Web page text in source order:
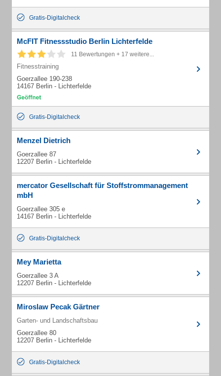
Gratis-Digitalcheck
McFIT Fitnessstudio Berlin Lichterfelde
11 Bewertungen + 17 weitere...
Fitnesstraining
Goerzallee 190-238
14167 Berlin - Lichterfelde
Gratis-Digitalcheck
Menzel Dietrich
Goerzallee 87
12207 Berlin - Lichterfelde
mercator Gesellschaft für Stoffstrommanagement
mbH
Goerzallee 305 e
14167 Berlin - Lichterfelde
Gratis-Digitalcheck
Mey Marietta
Goerzallee 3 A
12207 Berlin - Lichterfelde
Miroslaw Pecak Gärtner
Garten- und Landschaftsbau
Goerzallee 80
12207 Berlin - Lichterfelde
Gratis-Digitalcheck